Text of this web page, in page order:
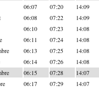
06:07 07:20 14:09
06:08 07:22 14:09
06:10 07:23 14:08
06:11 07:24 14:08
06:13 07:25 14:08
06:14 07:26 14:08
06:15 07:28 14:07
06:17 07:29 14:07